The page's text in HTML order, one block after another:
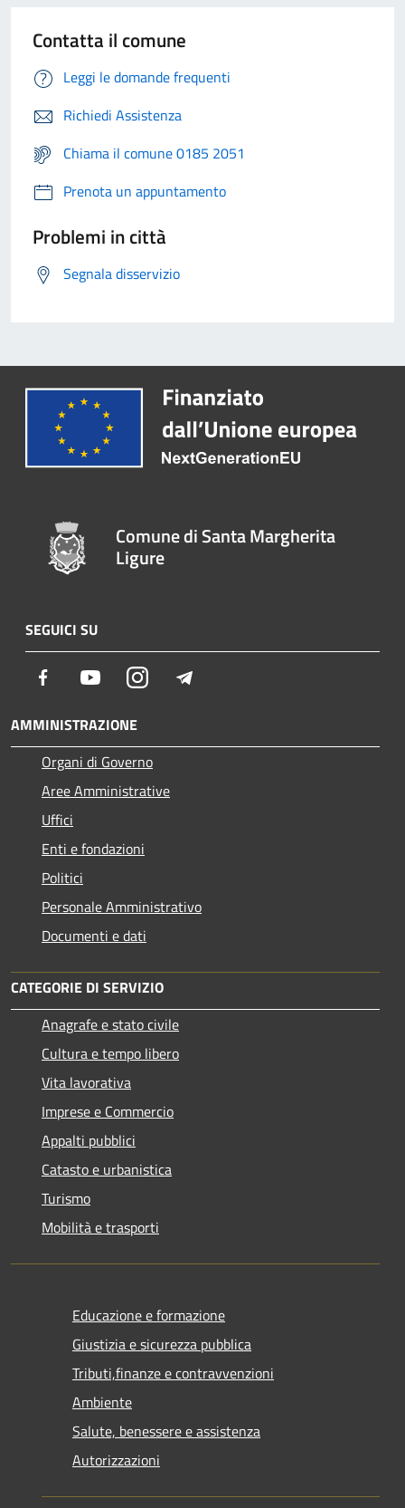
Contatta il comune
Leggi le domande frequenti
Richiedi Assistenza
Chiama il comune 0185 2051
Prenota un appuntamento
Problemi in città
Segnala disservizio
Comune di Santa Margherita
Ligure
SEGUICI SU
Facebook YoutubeInstagram
AMMINISTRAZIONE
Organi di Governo
Aree Amministrative
Uffici
Enti e fondazioni
Politici
Personale Amministrativo
Documenti e dati
CATEGORIE DI SERVIZIO
Anagrafe e stato civile
Cultura e tempo libero
Vita lavorativa
Imprese e Commercio
Appalti pubblici
Catasto e urbanistica
Turismo
Mobilità e trasporti
Educazione e formazione
Giustizia e sicurezza pubblica
Tributi,finanze e contravvenzioni
Ambiente
Salute, benessere e assistenza
Autorizzazioni